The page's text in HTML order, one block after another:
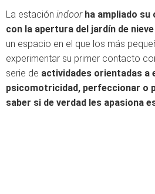
La estación indoor ha ampliado
con la apertura del jardín de
un espacio en el que los más
experimentar su primer contacto
serie de actividades orientadas a
psicomotricidad, perfeccionar o
saber si de verdad les apasiona